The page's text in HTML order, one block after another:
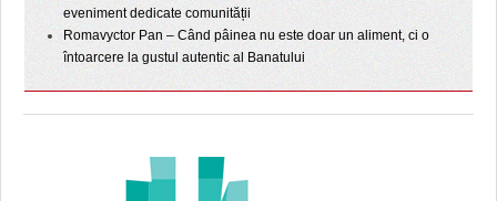
eveniment dedicate comunității
Romavyctor Pan – Când pâinea nu este doar un aliment, ci o
întoarcere la gustul autentic al Banatului